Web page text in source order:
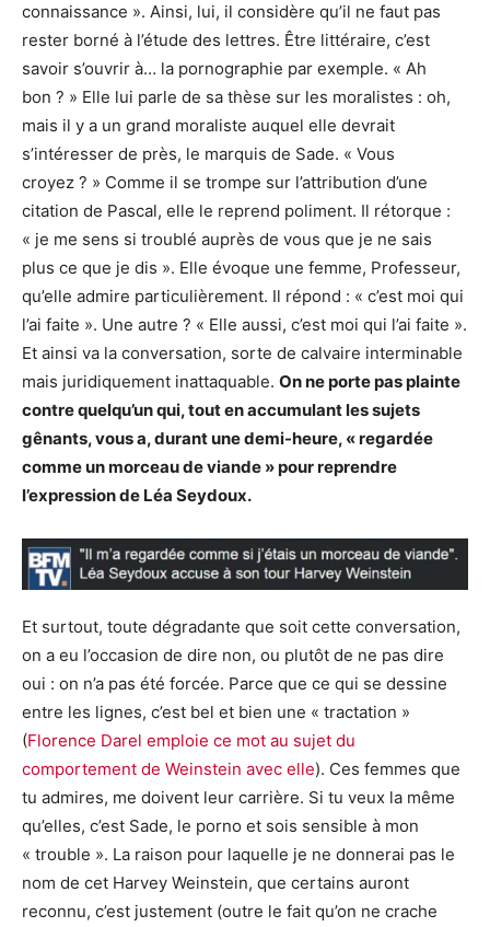
connaissance ». Ainsi, lui, il considère qu’il ne faut pas
rester borné à l’étude des lettres. Être littéraire, c’est
savoir s’ouvrir à… la pornographie par exemple. « Ah
bon ? » Elle lui parle de sa thèse sur les moralistes : oh,
mais il y a un grand moraliste auquel elle devrait
s’intéresser de près, le marquis de Sade. « Vous
croyez ? » Comme il se trompe sur l’attribution d’une
citation de Pascal, elle le reprend poliment. Il rétorque :
« je me sens si troublé auprès de vous que je ne sais
plus ce que je dis ». Elle évoque une femme, Professeur,
qu’elle admire particulièrement. Il répond : « c’est moi qui
l’ai faite ». Une autre ? « Elle aussi, c’est moi qui l’ai faite ».
Et ainsi va la conversation, sorte de calvaire interminable
mais juridiquement inattaquable. On ne porte pas plainte
contre quelqu’un qui, tout en accumulant les sujets
gênants, vous a, durant une demi-heure, « regardée
comme un morceau de viande » pour reprendre
l’expression de Léa Seydoux.
Et surtout, toute dégradante que soit cette conversation,
on a eu l’occasion de dire non, ou plutôt de ne pas dire
oui : on n’a pas été forcée. Parce que ce qui se dessine
entre les lignes, c’est bel et bien une « tractation »
(Florence Darel emploie ce mot au sujet du
comportement de Weinstein avec elle). Ces femmes que
tu admires, me doivent leur carrière. Si tu veux la même
qu’elles, c’est Sade, le porno et sois sensible à mon
« trouble ». La raison pour laquelle je ne donnerai pas le
nom de cet Harvey Weinstein, que certains auront
reconnu, c’est justement (outre le fait qu’on ne crache